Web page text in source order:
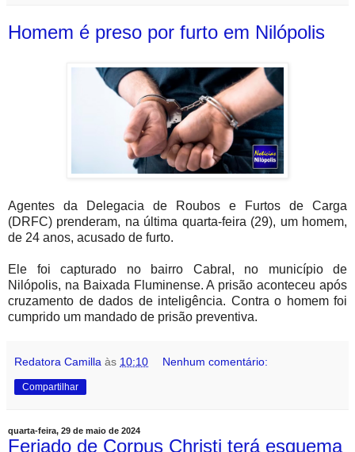
Homem é preso por furto em Nilópolis
Agentes da Delegacia de Roubos e Furtos de Carga
(DRFC) prenderam, na última quarta-feira (29), um homem,
de 24 anos, acusado de furto.
Ele foi capturado no bairro Cabral, no município de
Nilópolis, na Baixada Fluminense. A prisão aconteceu após
cruzamento de dados de inteligência. Contra o homem foi
cumprido um mandado de prisão preventiva.
Redatora Camilla às 10:10 Nenhum comentário:
Compartilhar
quarta-feira, 29 de maio de 2024
Feriado de Corpus Christi terá esquema